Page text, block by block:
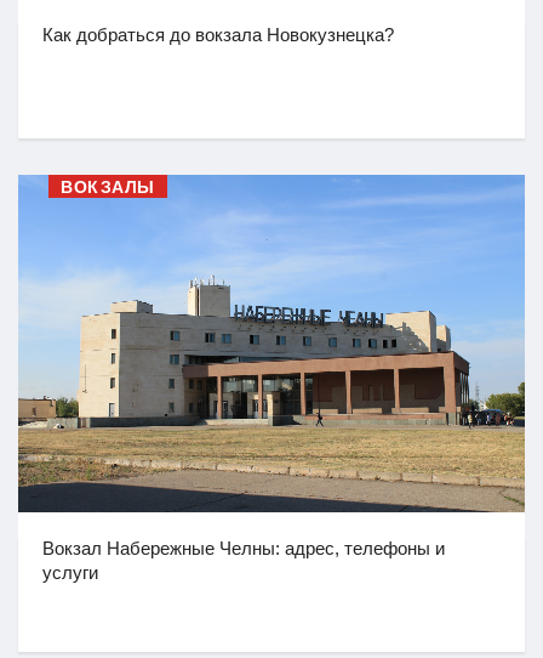
Как добраться до вокзала Новокузнецка?
ВОКЗАЛЫ
Вокзал Набережные Челны: адрес, телефоны и
услуги